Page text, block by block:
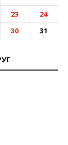
23
24
30 31